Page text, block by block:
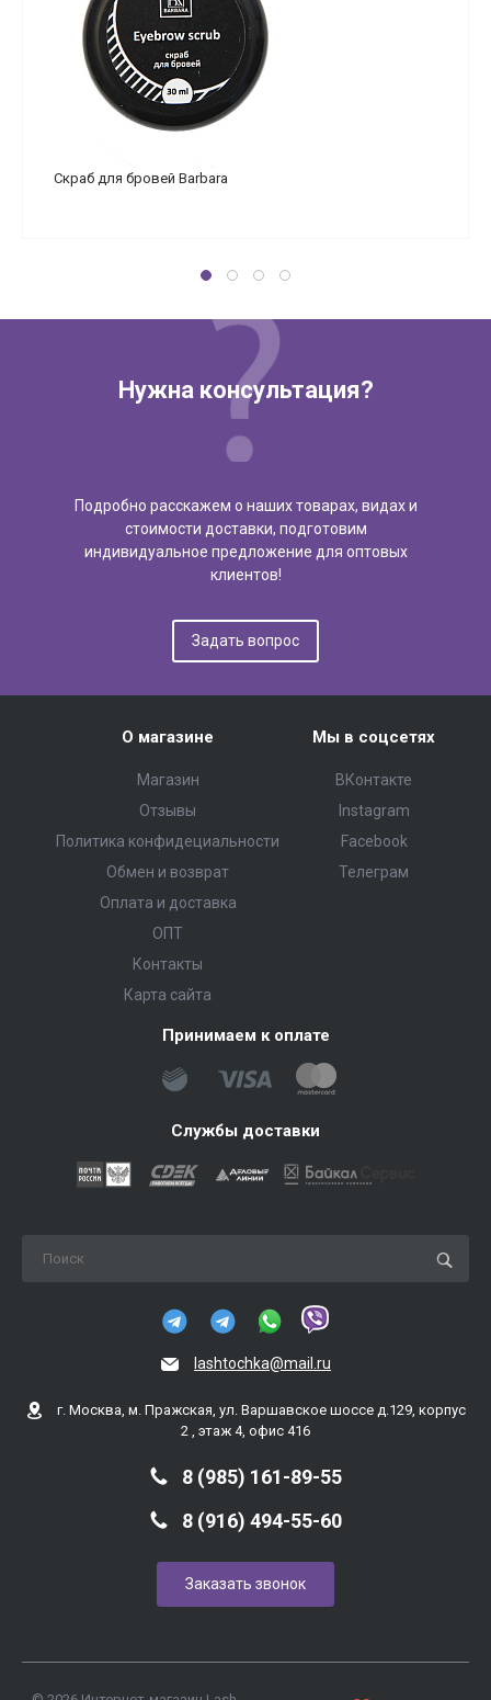
Скраб для бровей Barbara
Нужна консультация?
Подробно расскажем о наших товарах, видах и
стоимости доставки, подготовим
индивидуальное предложение для оптовых
клиентов!
Задать вопрос
О магазине
Магазин
Отзывы
Политика конфидециальности
Обмен и возврат
Оплата и доставка
ОПТ
Контакты
Карта сайта
Мы в соцсетях
ВКонтакте
Instagram
Facebook
Телеграм
Принимаем к оплате
Службы доставки
lashtochka@mail.ru
г. Москва, м. Пражская, ул. Варшавское шоссе д.129, корпус
2 , этаж 4, офис 416
8 (985) 161-89-55
8 (916) 494-55-60
Заказать звонок